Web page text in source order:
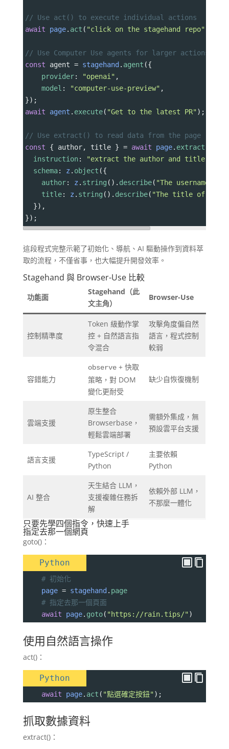
// Use act() to execute individual actions
await
page. act ( "click on the stagehand repo"
// Use Computer Use agents for larger actions
const
agent = stagehand . agent ({
provider: "openai" ,
model : "computer-use-preview" ,
});
await
agent . execute( "Get to the latest PR" );
// Use extract() to read data from the page
const { author, title } = await page. extract
instruction:
"extract the author and title of
schema: z . object ({
author: z . string (). describe( "The username of
title: z . string (). describe( "The title of the
  }),
});
這段程式完整示範了初始化、導航、AI 驅動操作到資料萃
取的流程，不僅省事，也大幅提升開發效率。
Stagehand 與 Browser-Use 比較
功能面
Stagehand（此
文主角）
Browser-Use
控制精準度
Token 級動作掌
控 + 自然語言指
令混合
攻擊角度偏自然
語言，程式控制
較弱
容錯能力
observe+ 快取
策略，對 DOM
變化更耐受
缺少自恢復機制
雲端支援
原生整合
Browserbase，
輕鬆雲端部署
需額外集成，無
預設雲平台支援
語言支援
TypeScript /
Python
主要依賴
Python
AI 整合
天生結合 LLM，
支援複雜任務拆
解
依賴外部 LLM，
不那麼一體化
只要先學四個指令，快速上手
指定去那一個網頁
goto()：
Python
# 初始化
page = stagehand . page
# 指定去那一個頁面
await
page. goto( "https://rain.tips/" )
使用自然語言操作
act()：
Python
await page. act ( "點選確定按鈕" );
抓取數據資料
extract()：